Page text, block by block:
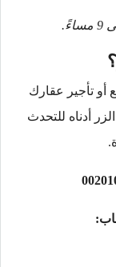
أو تأجير عقارك
أدناه للتحدث